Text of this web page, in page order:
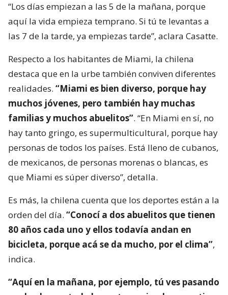
“Los días empiezan a las 5 de la mañana, porque
aquí la vida empieza temprano. Si tú te levantas a
las 7 de la tarde, ya empiezas tarde”, aclara Casatte.
Respecto a los habitantes de Miami, la chilena
destaca que en la urbe también conviven diferentes
realidades. “Miami es bien diverso, porque hay
muchos jóvenes, pero también hay muchas
familias y muchos abuelitos”. “En Miami en sí, no
hay tanto gringo, es supermulticultural, porque hay
personas de todos los países. Está lleno de cubanos,
de mexicanos, de personas morenas o blancas, es
que Miami es súper diverso”, detalla.
Es más, la chilena cuenta que los deportes están a la
orden del día. “Conocí a dos abuelitos que tienen
80 años cada uno y ellos todavía andan en
bicicleta, porque acá se da mucho, por el clima”,
indica.
“Aquí en la mañana, por ejemplo, tú ves pasando